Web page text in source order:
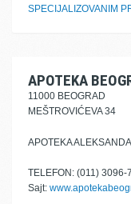
SPECIJALIZOVANIM
APOTEKA
11000 BEOGRAD
MEŠTROVIĆEVA 34
APOTEKA
TELEFON: (011) 3096-
Sajt: